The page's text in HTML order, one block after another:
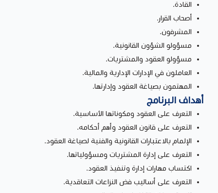
القادة.
أصحاب القرار.
المشرفون.
مسؤولو الشؤون القانونية.
مسؤولو العقود والمشتريات.
العاملون في الإدارات الإدارية والمالية.
المهتمون بصياغة العقود وإدارتها.
أهداف البرنامج
التعرف على العقود ومكوناتها الأساسية.
التعرف على قانون العقود وأهم أحكامه.
الإلمام بالاعتبارات القانونية والفنية لصياغة العقود.
التعرف على إدارة المشتريات ومسؤولياتها.
اكتساب مهارات إدارة وتنفيذ العقود.
التعرف على أساليب فض النزاعات التعاقدية.